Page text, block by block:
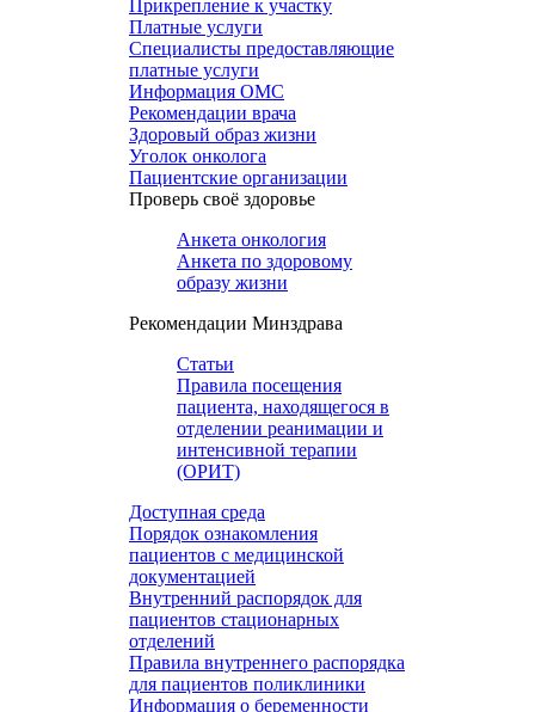
Прикрепление к участку
Платные услуги
Специалисты предоставляющие
платные услуги
Информация ОМС
Рекомендации врача
Здоровый образ жизни
Уголок онколога
Пациентские организации
Проверь своё здоровье
Анкета онкология
Анкета по здоровому
образу жизни
Рекомендации Минздрава
Статьи
Правила посещения
пациента, находящегося в
отделении реанимации и
интенсивной терапии
(ОРИТ)
Доступная среда
Порядок ознакомления
пациентов с медицинской
документацией
Внутренний распорядок для
пациентов стационарных
отделений
Правила внутреннего распорядка
для пациентов поликлиники
Информация о беременности